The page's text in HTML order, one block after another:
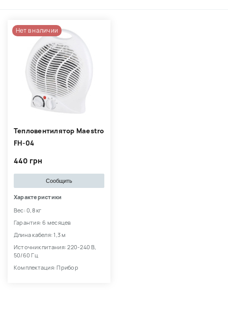
Нет в наличии
Тепловентилятор Maestro
FH-04
440 грн
Сообщить
Характеристики
Вес: 0,8 кг
Гарантия: 6 месяцев
Длина кабеля: 1,3 м
Источник питания: 220-240 В,
50/60 Гц
Комплектация: Прибор